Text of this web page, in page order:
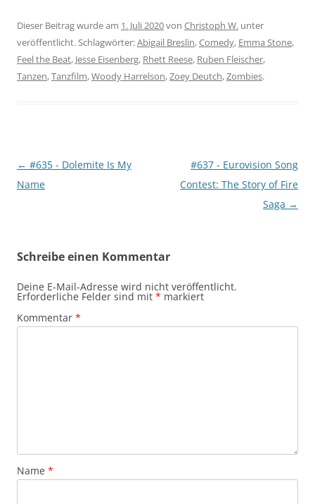
Dieser Beitrag wurde am 1. Juli 2020von Christoph W. unter
veröffentlicht. Schlagwörter:Abigail Breslin,Comedy, Emma Stone,
Feel the Beat, Jesse Eisenberg, Rhett Reese, Ruben Fleischer,
Tanzen,Tanzfilm,Woody Harrelson,Zoey Deutch,Zombies.
Beitragsnavigation
← #635 - Dolemite Is My
Name
#637 - Eurovision Song
Contest: The Story of Fire
Saga →
Schreibe einen Kommentar
Deine E-Mail-Adresse wird nicht veröffentlicht.
Erforderliche Felder sind mit * markiert
Kommentar *
Name *